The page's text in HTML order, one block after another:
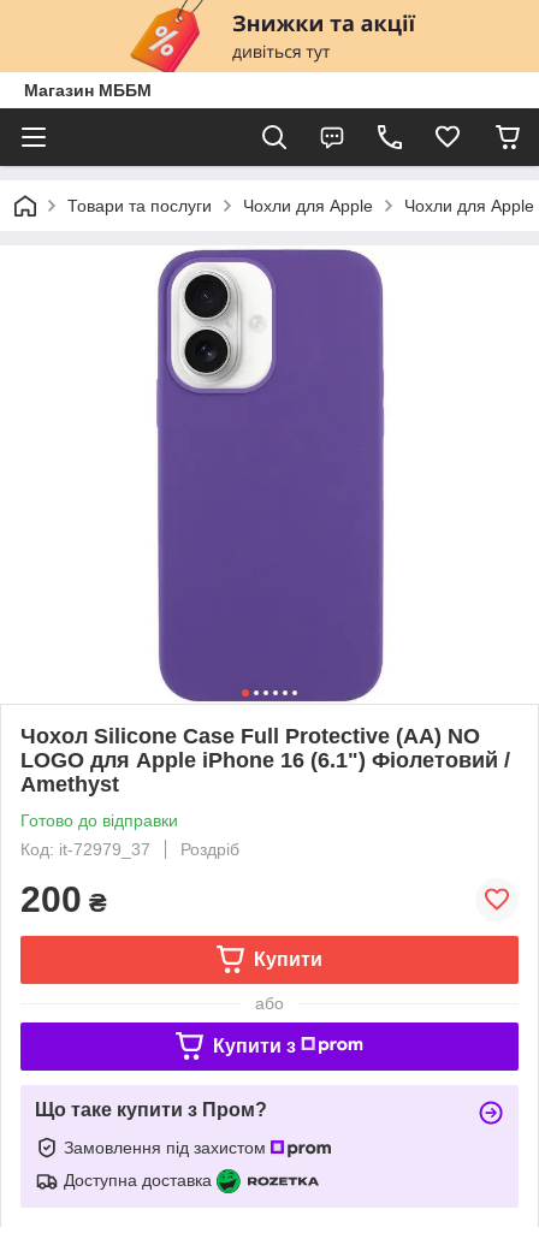
Магазин МББМ
Товари та послуги Чохли для Apple Чохли для Apple
Чохол Silicone Case Full Protective (AA) NO
LOGO для Apple iPhone 16 (6.1") Фіолетовий /
Amethyst
Готово до відправки
Код: it-72979_37
Роздріб
200 ₴
Купити
або
Купити з
Що таке купити з Пром?
Замовлення під захистом
Доступна доставка